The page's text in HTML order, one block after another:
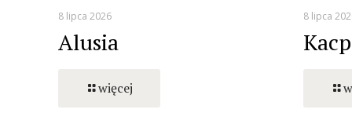
8 lipca 2026
Alusia
więcej
8 lipca